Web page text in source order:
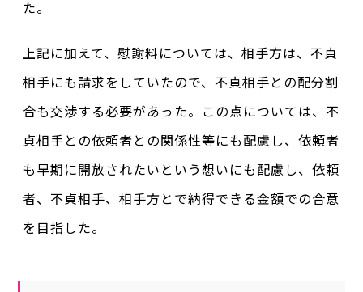
た。
上記に加えて、慰謝料については、相手方は、不貞
相手にも請求をしていたので、不貞相手との配分割
合も交渉する必要があった。この点については、不
貞相手との依頼者との関係性等にも配慮し、依頼者
も早期に開放されたいという想いにも配慮し、依頼
者、不貞相手、相手方とで納得できる金額での合意
を目指した。